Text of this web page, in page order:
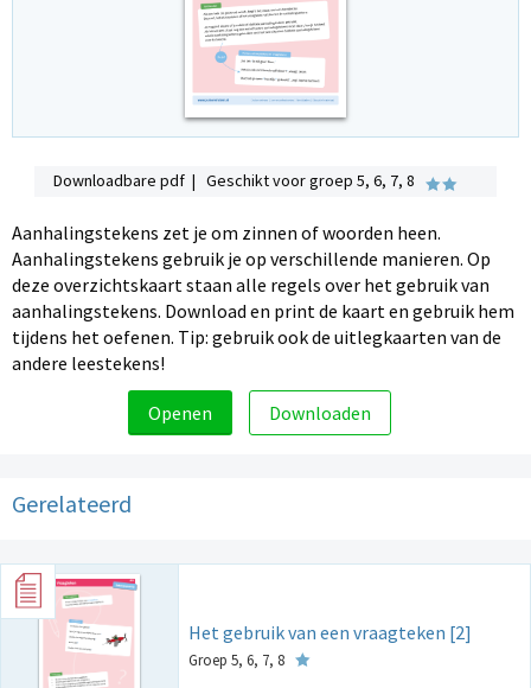
Downloadbare pdf | Geschikt voor groep 5, 6, 7, 8
Aanhalingstekens zet je om zinnen of woorden heen.
Aanhalingstekens gebruik je op verschillende manieren. Op
deze overzichtskaart staan alle regels over het gebruik van
aanhalingstekens. Download en print de kaart en gebruik hem
tijdens het oefenen. Tip: gebruik ook de uitlegkaarten van de
andere leestekens!
Openen Downloaden
Gerelateerd
Het gebruik van een vraagteken [2]
Groep 5, 6, 7, 8